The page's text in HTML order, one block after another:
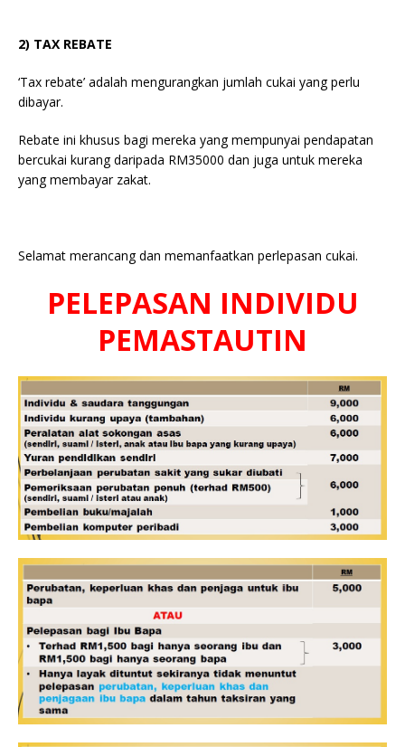
2) TAX REBATE
‘Tax rebate’ adalah mengurangkan jumlah cukai yang perlu
dibayar.
Rebate ini khusus bagi mereka yang mempunyai pendapatan
bercukai kurang daripada RM35000 dan juga untuk mereka
yang membayar zakat.
Selamat merancang dan memanfaatkan perlepasan cukai.
PELEPASAN INDIVIDU
PEMASTAUTIN